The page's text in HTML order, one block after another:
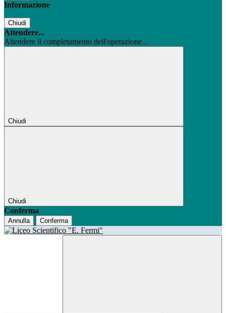
Informazione
Chiudi
Attendere...
Attendere il completamento dell'operazione...
Chiudi
Chiudi
Conferma
Annulla Conferma